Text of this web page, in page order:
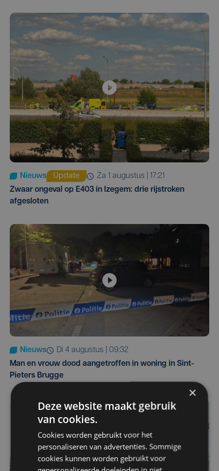
Nieuws Update
za 1 augustus | 17:21
Zwaar ongeval op E403 in Izegem: drie rijstroken
afgesloten
Nieuws
di 4 augustus | 09:32
Man en vrouw dood aangetroffen in woning in Sint-
Pieters Brugge
×
Deze website maakt gebruik
van cookies.
Cookies worden gebruikt voor het
personaliseren van advertenties. Sommige
cookies kunnen worden gebruikt voor